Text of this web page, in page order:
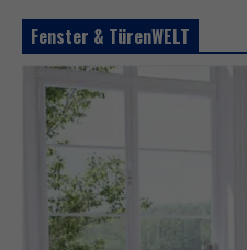
Fenster & TürenWELT